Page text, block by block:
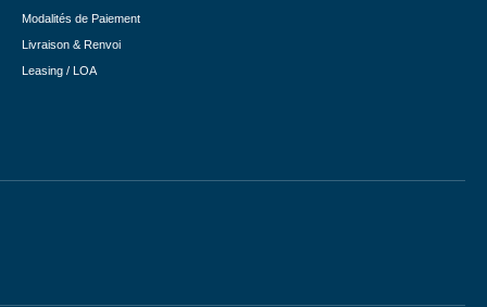
Modalités de Paiement
Livraison & Renvoi
Leasing / LOA